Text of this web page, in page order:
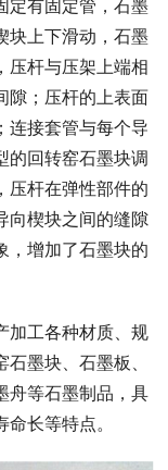
定有固定管，石墨
块上下滑动，石墨
压杆与压架上端相
隙；压杆的上表面
连接套管与每个导
的回转窑石墨块调
压杆在弹性部件的
向楔块之间的缝隙
，增加了石墨块的
加工各种材质、规
墨块、石墨板、
舟等石墨制品，具
长等特点。